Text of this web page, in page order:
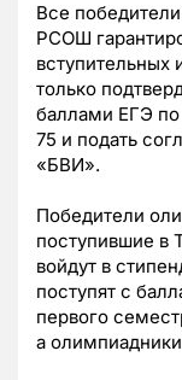
Все
РСОШ
только
баллами ЕГЭ
75 и подать
«БВИ».
Победители
поступившие в
войдут в
поступят с
первого
а